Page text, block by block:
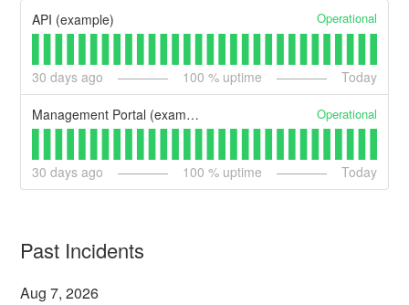
API (example) Operational
30 days ago 100 % uptime Today
Management Portal (example) Operational
30 days ago 100 % uptime Today
Past Incidents
Aug7,2026